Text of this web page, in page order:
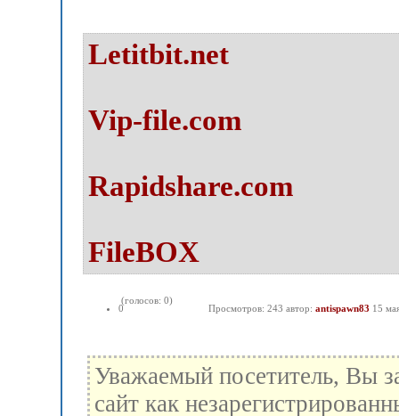
Letitbit.net
Vip-file.com
Rapidshare.com
FileBOX
0
(голосов: 0)
Просмотров: 243 автор: antispawn83 15
Уважаемый посетитель, Вы
сайт как